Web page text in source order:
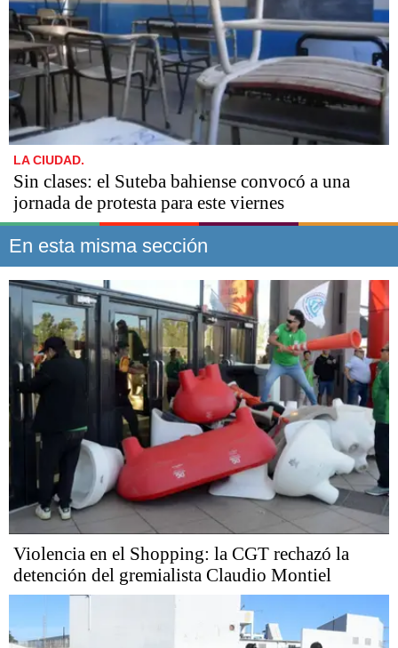
LA CIUDAD.
Sin clases: el Suteba bahiense convocó a una
jornada de protesta para este viernes
En esta misma sección
Violencia en el Shopping: la CGT rechazó la
detención del gremialista Claudio Montiel